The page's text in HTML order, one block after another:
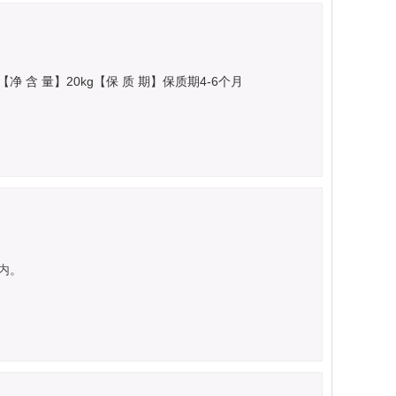
净 含 量】20kg 【保 质 期】保质期4-6个月
。